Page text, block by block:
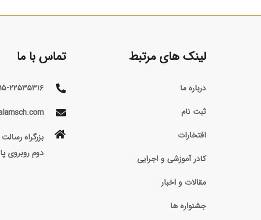
لینک های مرتبط
درباره ما
ثبت نام
افتخارات
کادر آموزشی و اجرایی
مقالات و اخبار
جشنواره ها
تماس با ما
۰۲۱-
دوم روبروی